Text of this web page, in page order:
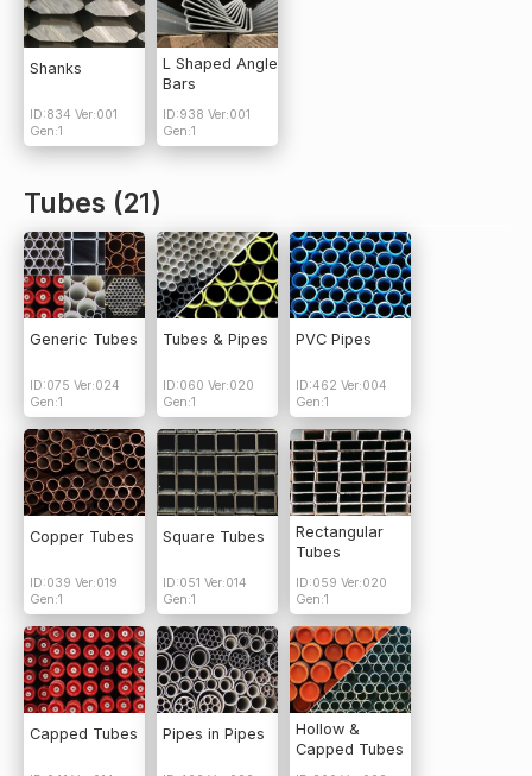
Shanks
ID:834 Ver:001
Gen:1
L Shaped Angle
Bars
ID:938 Ver:001
Gen:1
Tubes (21)
Generic Tubes
ID:075 Ver:024
Gen:1
Tubes & Pipes
ID:060 Ver:020
Gen:1
PVC Pipes
ID:462 Ver:004
Gen:1
Copper Tubes
ID:039 Ver:019
Gen:1
Square Tubes
ID:051 Ver:014
Gen:1
Rectangular
Tubes
ID:059 Ver:020
Gen:1
Capped Tubes Pipes in Pipes
Hollow &
Capped Tubes